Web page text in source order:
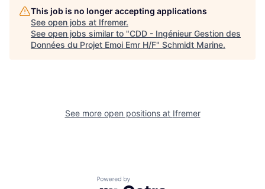
This job is no longer accepting applications
See open jobs at Ifremer.
See open jobs similar to "CDD - Ingénieur Gestion des
Données du Projet Emoi Emr H/F" Schmidt Marine.
See more open positions at Ifremer
Powered by Getro.com